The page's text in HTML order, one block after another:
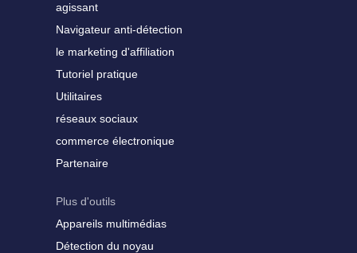
agissant
Navigateur anti-détection
le marketing d'affiliation
Tutoriel pratique
Utilitaires
réseaux sociaux
commerce électronique
Partenaire
Plus d'outils
Appareils multimédias
Détection du noyau